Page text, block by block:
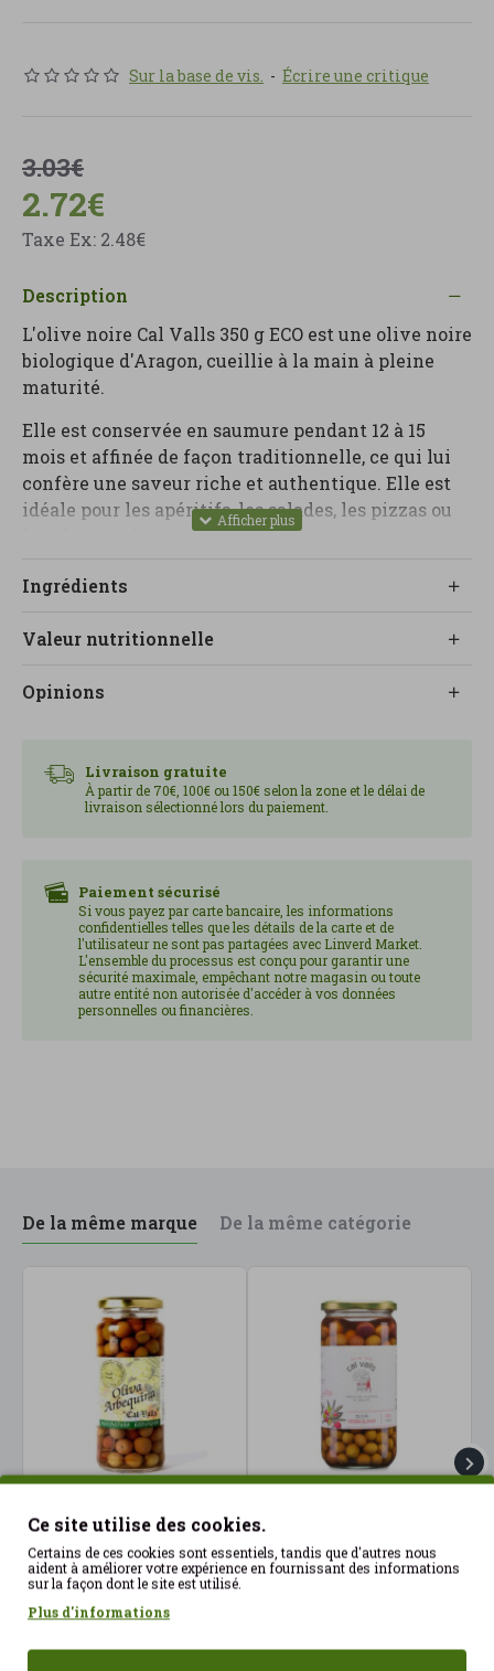
Sur la base de vis. - Écrire une critique
2.72€
3.03€
Taxe Ex: 2.48€
Livraison gratuite
À partir de 70€, 100€ ou 150€ selon la zone et le délai de
livraison sélectionné lors du paiement.
Paiement sécurisé
Si vous payez par carte bancaire, les informations
confidentielles telles que les détails de la carte et de
l'utilisateur ne sont pas partagées avec Linverd Market.
L'ensemble du processus est conçu pour garantir une
sécurité maximale, empêchant notre magasin ou toute
autre entité non autorisée d'accéder à vos données
personnelles ou financières.
Description
L'olive noire Cal Valls 350 g ECO est une olive noire
biologique d'Aragon, cueillie à la main à pleine
maturité.
Elle est conservée en saumure pendant 12 à 15
mois et affinée de façon traditionnelle, ce qui lui
confère une saveur riche et authentique. Elle est
idéale pour les apéritifs, les salades, les pizzas ou
les plats méditerranéens.
Ingrédients
Valeur nutritionnelle
Opinions
De la même marque De la même catégorie
Arbequina Olive 350gr
Cal Valls ECO
2.59€
Arbequina Olive 720gr
Cal Valls ECO
4.28€
Ce site utilise des cookies.
Certains de ces cookies sont essentiels, tandis que d'autres nous
aident à améliorer votre expérience en fournissant des informations
sur la façon dont le site est utilisé.
Plus d'informations